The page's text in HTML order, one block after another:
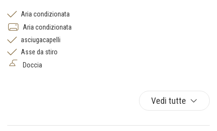
Aria condizionata
Aria condizionata
asciugacapelli
Asse da stiro
Doccia
microonde
Vedi tutte